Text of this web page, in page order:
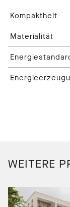
Kompaktheit
Materialität
WEITERE